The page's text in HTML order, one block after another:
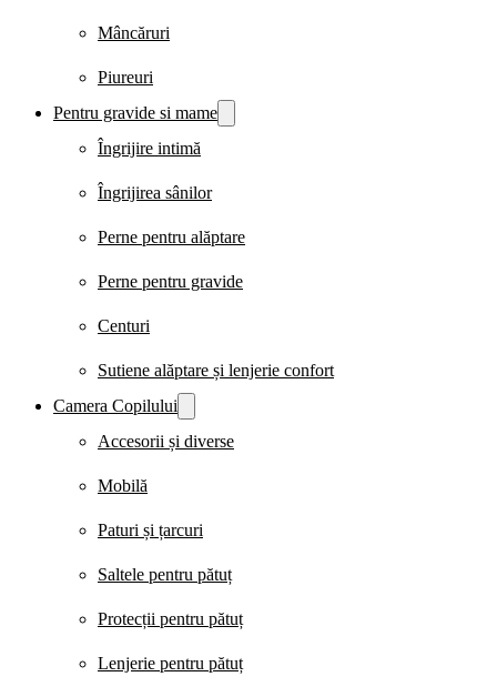
Mâncăruri
Piureuri
Pentru gravide si mame
Îngrijire intimă
Îngrijirea sânilor
Perne pentru alăptare
Perne pentru gravide
Centuri
Sutiene alăptare și lenjerie confort
Camera Copilului
Accesorii și diverse
Mobilă
Paturi și țarcuri
Saltele pentru pătuț
Protecții pentru pătuț
Lenjerie pentru pătuț